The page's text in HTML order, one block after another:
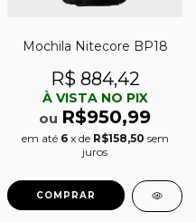
Mochila Nitecore BP18
R$ 884,42
À VISTA NO PIX
ou R$950,99
em até 6 x de R$158,50 sem
juros